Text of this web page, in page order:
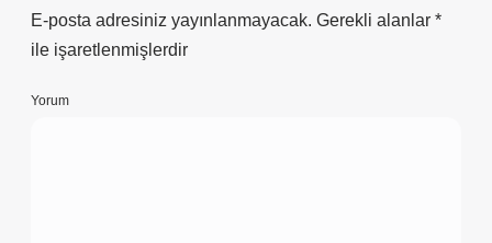
E-posta adresiniz yayınlanmayacak. Gerekli alanlar *
ile işaretlenmişlerdir
Yorum